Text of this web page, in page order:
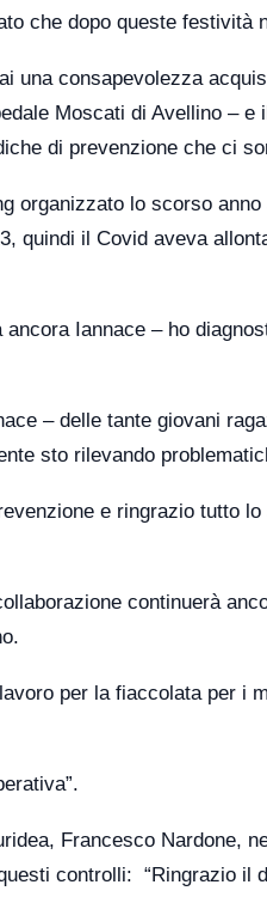
che dopo queste festività
una consapevolezza
Moscati di Avellino –
di prevenzione che ci
organizzato lo scorso
quindi il Covid aveva
Iannace – ho
– delle tante giovani
sto rilevando
e ringrazio tutto
continuerà
per la fiaccolata per i
Francesco Nardone,
controlli: “Ringrazio il